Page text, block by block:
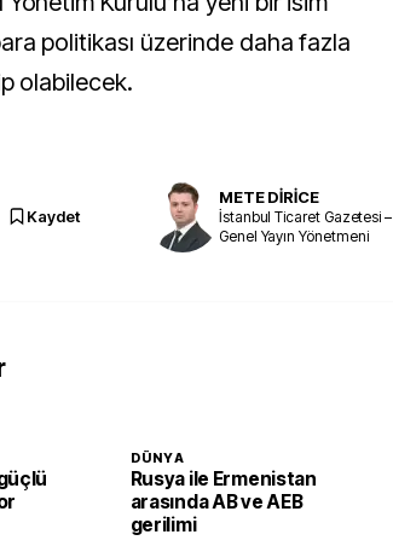
politikası üzerinde daha fazla
olabilecek.
Kaydet
METE DİRİCE
İstanbul Ticaret Gazetesi –
Genel Yayın Yönetmeni
DÜNYA
Rusya ile Ermenistan
arasında AB ve AEB
gerilimi